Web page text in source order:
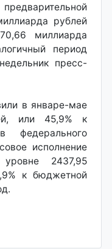
рублей
миллиарда
период
пресс-
в январе-мае
или 45,9% к
федерального
исполнение
2437,95
к бюджетной